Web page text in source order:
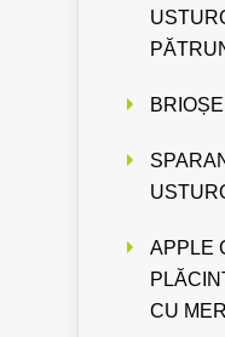
APPLE
CU